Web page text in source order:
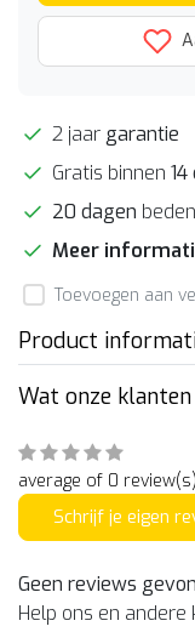
2 jaar garantie
Gratis binnen
20 dagen
Meer
Toevoegen aan
Product
Wat onze
average of 0 review(s)
Schrijf je eigen
Geen reviews
Help ons en